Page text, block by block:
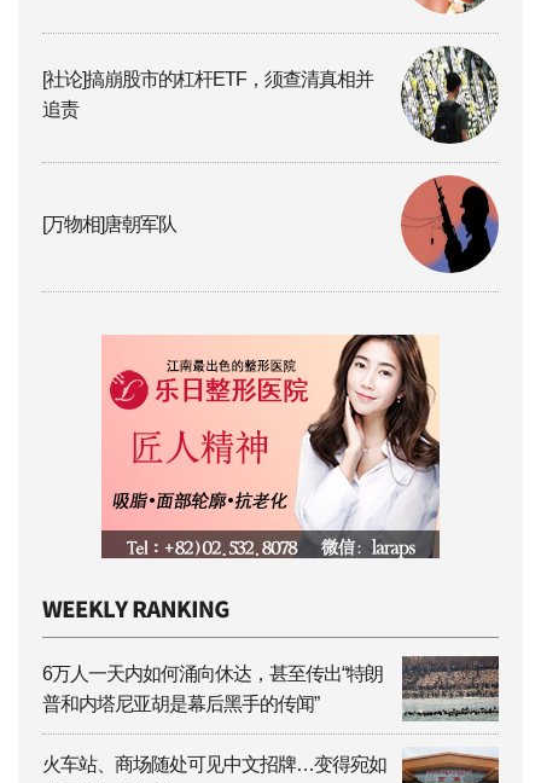
[社论]搞崩股市的杠杆ETF，须查清真相并
追责
[万物相]唐朝军队
6万人一天内如何涌向休达，甚至传出“特朗
普和内塔尼亚胡是幕后黑手的传闻”
火车站、商场随处可见中文招牌…变得宛如